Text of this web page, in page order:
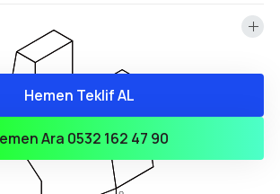
Hemen Teklif AL
Ara 0532 162 47 90
162 47 90